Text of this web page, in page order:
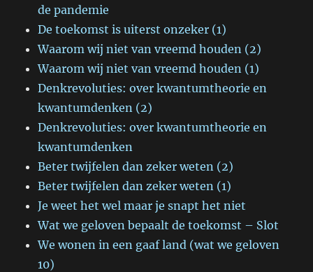
de pandemie
De toekomst is uiterst onzeker (1)
Waarom wij niet van vreemd houden (2)
Waarom wij niet van vreemd houden (1)
Denkrevoluties: over kwantumtheorie en
kwantumdenken (2)
Denkrevoluties: over kwantumtheorie en
kwantumdenken
Beter twijfelen dan zeker weten (2)
Beter twijfelen dan zeker weten (1)
Je weet het wel maar je snapt het niet
Wat we geloven bepaalt de toekomst – Slot
We wonen in een gaaf land (wat we geloven
10)